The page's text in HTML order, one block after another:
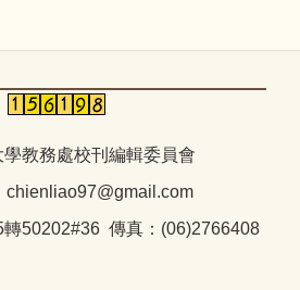
學教務處校刊編輯委員會
chienliao97@gmail.com
轉50202#36 傳真：(06)2766408